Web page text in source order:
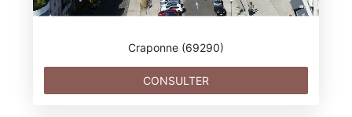
Craponne (69290)
CONSULTER